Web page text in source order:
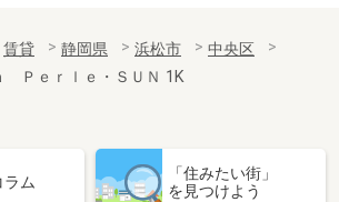
賃貸 静岡県 浜松市
中央区
Ｐｅｒｌｅ・ＳＵＮ 1K
ム
「住みたい街」
を見つけよう